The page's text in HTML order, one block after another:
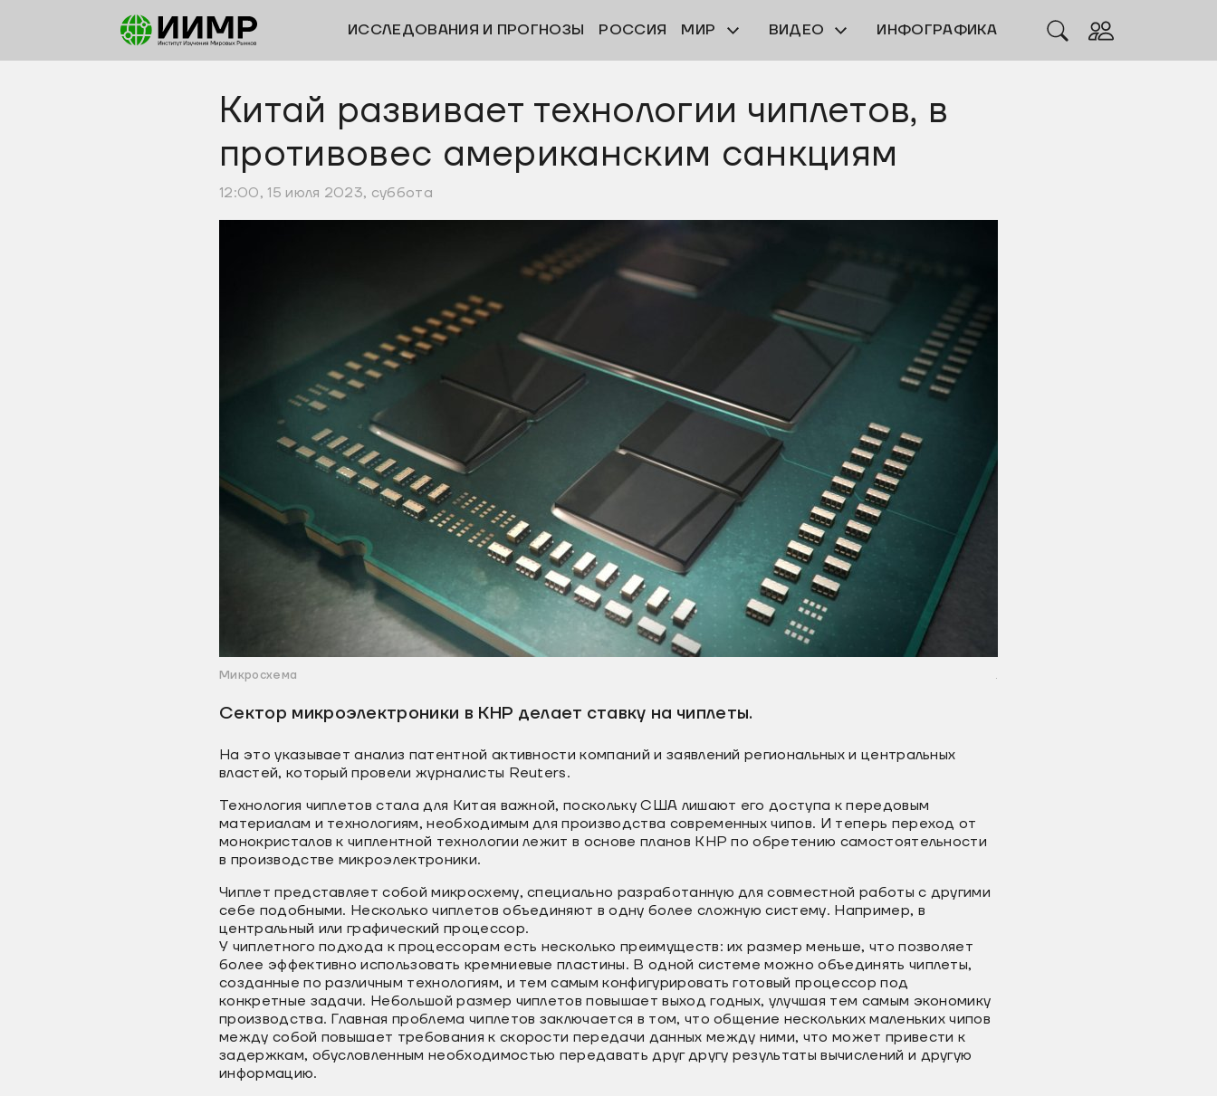
ИССЛЕДОВАНИЯ И ПРОГНОЗЫ РОССИЯ МИР ВИДЕО ИНФОГРАФИКА
Китай развивает технологии чиплетов, в
противовес американским санкциям
12:00, 15 июля 2023, суббота
Микросхема .
Сектор микроэлектроники в КНР делает ставку на чиплеты.
На это указывает анализ патентной активности компаний и заявлений региональных и центральных
властей, который провели журналисты Reuters.
Технология чиплетов стала для Китая важной, поскольку США лишают его доступа к передовым
материалам и технологиям, необходимым для производства современных чипов. И теперь переход от
монокристалов к чиплентной технологии лежит в основе планов КНР по обретению самостоятельности
в производстве микроэлектроники.
Чиплет представляет собой микросхему, специально разработанную для совместной работы с другими
себе подобными. Несколько чиплетов объединяют в одну более сложную систему. Например, в
центральный или графический процессор.
У чиплетного подхода к процессорам есть несколько преимуществ: их размер меньше, что позволяет
более эффективно использовать кремниевые пластины. В одной системе можно объединять чиплеты,
созданные по различным технологиям, и тем самым конфигурировать готовый процессор под
конкретные задачи. Небольшой размер чиплетов повышает выход годных, улучшая тем самым экономику
производства. Главная проблема чиплетов заключается в том, что общение нескольких маленьких чипов
между собой повышает требования к скорости передачи данных между ними, что может привести к
задержкам, обусловленным необходимостью передавать друг другу результаты вычислений и другую
информацию.